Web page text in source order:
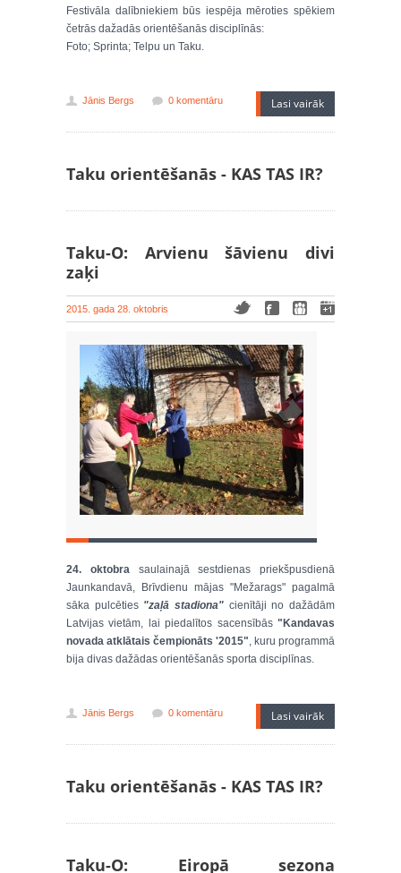
Festivāla dalībniekiem būs iespēja mēroties spēkiem
četrās dažadās orientēšanās disciplīnās:
Foto; Sprinta; Telpu un Taku.
Jānis Bergs 0 komentāru Lasi vairāk
Taku orientēšanās - KAS TAS IR?
Taku-O: Arvienu šāvienu divi
zaķi
2015. gada 28. oktobris
24. oktobrasaulainajā sestdienas priekšpusdienā
Jaunkandavā, Brīvdienu mājas "Mežarags" pagalmā
sāka pulcēties "zaļā stadiona" cienītāji no dažādām
Latvijas vietām, lai piedalītos sacensībās "Kandavas
novada atklātais čempionāts '2015", kuru programmā
bija divas dažādas orientēšanās sporta disciplīnas.
Jānis Bergs 0 komentāru Lasi vairāk
Taku orientēšanās - KAS TAS IR?
Taku-O: Eiropā sezona